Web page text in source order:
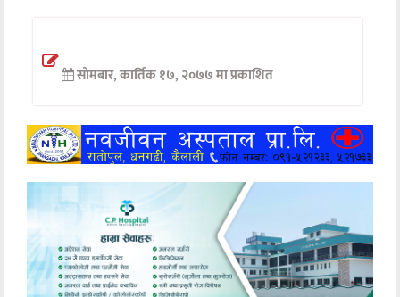
अन्तर्वार्ता
खेलकुद
मनोरञ्जन
अन्य
सोमबार, कार्तिक १७, २०७७ मा प्रकाशित